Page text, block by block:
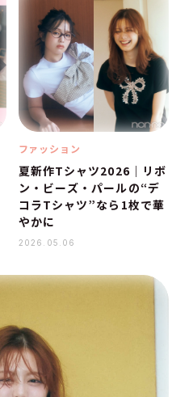
ファッション
夏新作Tシャツ2026｜リボ
ン・ビーズ・パールの“デ
コラTシャツ”なら1枚で華
やかに
2026.05.06